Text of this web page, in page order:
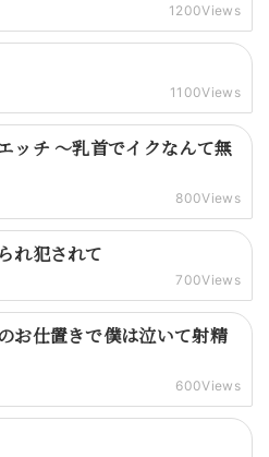
1200Views
1100Views
ッチ 〜乳首でイクなんて無
800Views
れ犯されて
700Views
お仕置きで僕は泣いて射精
600Views